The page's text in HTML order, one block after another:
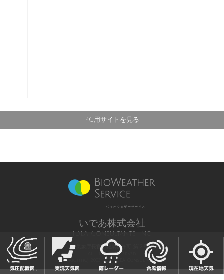
PC用サイトを見る
バイオウェザーサービス
いであ株式会社
IDEA Consultants, Inc.
気象庁長官予報業務許可 第12号
All Rights Reserved,
Copyright(c) 2003-2021 IDEA Consultants,Inc